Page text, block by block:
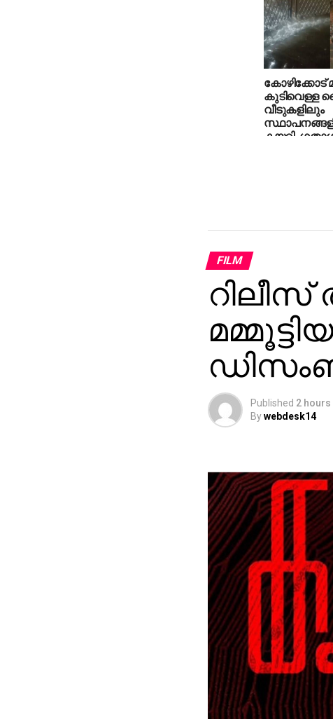
കോഴിക്കോട്
കുടിവെള്ള
വീടുകളിലും
കയറി,
FILM
റിലീസ്
Published 2 hours
Bywebdesk14